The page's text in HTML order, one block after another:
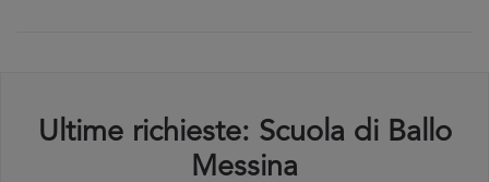
Ultime richieste: Scuola di Ballo
Messina